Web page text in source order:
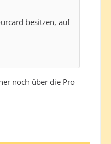
besitzen, auf
noch über die Pro